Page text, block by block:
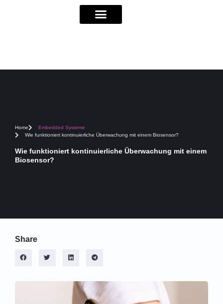
Home
Embedded Systeme
Wie funktioniert kontinuierliche Überwachung mit einem Biosensor?
Wie funktioniert kontinuierliche Überwachung mit einem
Biosensor?
Share